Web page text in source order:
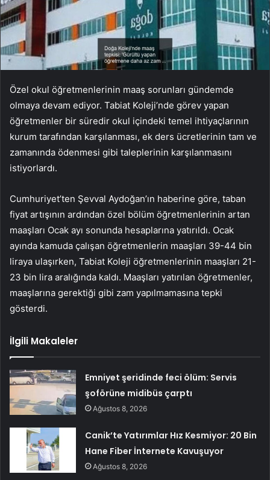
Özel okul öğretmenlerinin maaş sorunları gündemde
olmaya devam ediyor. Tabiat Koleji’nde görev yapan
öğretmenler bir süredir okul içindeki temel ihtiyaçlarının
kurum tarafından karşılanması, ek ders ücretlerinin tam ve
zamanında ödenmesi gibi taleplerinin karşılanmasını
istiyorlardı.
Cumhuriyet’ten Şevval Aydoğan’ın haberine göre, taban
fiyat artışının ardından özel bölüm öğretmenlerinin artan
maaşları Ocak ayı sonunda hesaplarına yatırıldı. Ocak
ayında kamuda çalışan öğretmenlerin maaşları 39-44 bin
liraya ulaşırken, Tabiat Koleji öğretmenlerinin maaşları 21-
23 bin lira aralığında kaldı. Maaşları yatırılan öğretmenler,
maaşlarına gerektiği gibi zam yapılmamasına tepki
gösterdi.
İlgili Makaleler
Emniyet şeridinde feci ölüm: Servis
şoförüne midibüs çarptı
Ağustos 8, 2026
Canik’te Yatırımlar Hız Kesmiyor: 20 Bin
Hane Fiber İnternete Kavuşuyor
Ağustos 8, 2026